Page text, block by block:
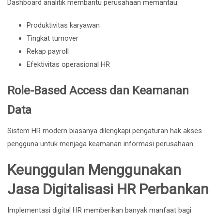
Dashboard analitik membantu perusahaan memantau:
Produktivitas karyawan
Tingkat turnover
Rekap payroll
Efektivitas operasional HR
Role-Based Access dan Keamanan
Data
Sistem HR modern biasanya dilengkapi pengaturan hak akses
pengguna untuk menjaga keamanan informasi perusahaan.
Keunggulan Menggunakan
Jasa Digitalisasi HR Perbankan
Implementasi digital HR memberikan banyak manfaat bagi